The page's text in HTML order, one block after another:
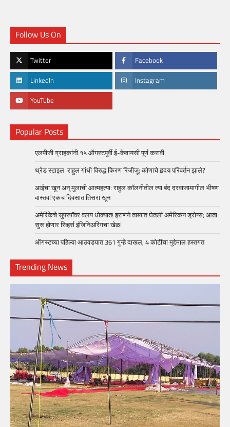
Follow Us On
Twitter Facebook
LinkedIn Instagram
YouTube
Popular Posts
एलपीजी ग्राहकांनी १५ ऑगस्टपूर्वी ई-केवायसी पूर्ण करावी
थ्रेड स्टाइल राहुल गांधी विरुद्ध किरण रिजीजू: कोणाचे हृदय परिवर्तन झाले?
आईचा खून अन् मुलाची आत्महत्या: राहुल कॉलनीतील त्या बंद दरवाजामागील भीषण
वास्तव! एकच दिवसात तिसरा खून
अमेरिकेचे सुपरपॉवर वलय धोक्यात! इराणने ताब्यात घेतली अमेरिकन ड्रोन्स; आता
सुरू होणार रिव्हर्स इंजिनिअरिंगचा खेळ!
ऑगस्टच्या पहिल्या आठवडयात 361 गुन्हे दाखल, 4 कोटींचा मुद्देमाल हस्तगत
Trending News